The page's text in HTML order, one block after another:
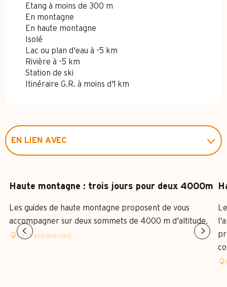
Etang à moins de 300 m
En montagne
En haute montagne
Isolé
Lac ou plan d'eau à -5 km
Rivière à -5 km
Station de ski
Itinéraire G.R. à moins d'1 km
EN LIEN AVEC
Haute montagne : trois jours pour deux 4000m
Les guides de haute montagne proposent de vous
accompagner sur deux sommets de 4000 m d'altitude.
Le Grand-Bornand